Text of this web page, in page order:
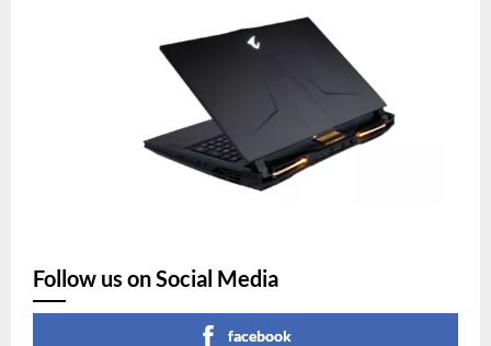
Follow us on Social Media
facebook